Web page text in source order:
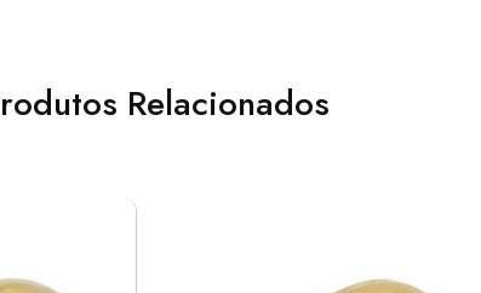
Relacionados